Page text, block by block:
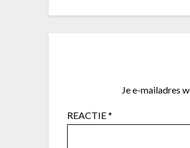
Je e-mailadres
REACTIE*